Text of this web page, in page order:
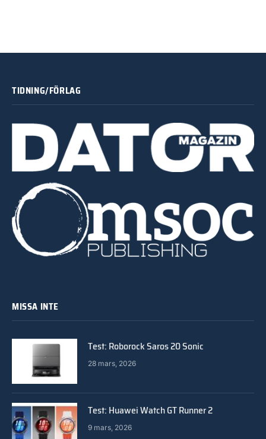
TIDNING/FÖRLAG
MISSA INTE
Test: Roborock Saros 20 Sonic
28 mars, 2026
Test: Huawei Watch GT Runner 2
9 mars, 2026